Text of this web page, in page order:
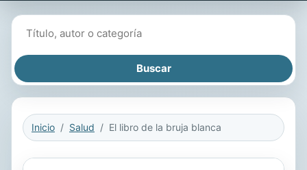
Inicio Salud El libro de la bruja blanca